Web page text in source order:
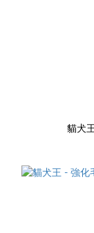
貓犬